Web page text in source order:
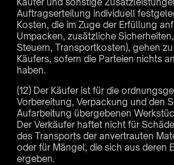
Auftragserteilung individuell
Kosten, die im Zuge der Erfüllung
Umpacken, zusätzliche
Steuern, Transportkosten), gehen
Käufers, sofern die Parteien nichts
haben.
(12) Der Käufer ist für die
Vorbereitung, Verpackung und den
Aufarbeitung übergebenen
Der Verkäufer haftet nicht für
des Transports der anvertrauten
oder für Mängel, die sich aus deren
ergeben.